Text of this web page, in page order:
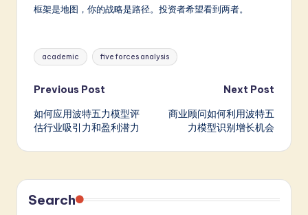
框架是地图，你的战略是路径。投资者希望看到两者。
Tags:
academic five forces analysis
Post
navigation
Previous Post
如何应用波特五力模型评
估行业吸引力和盈利潜力
Next Post
商业顾问如何利用波特五
力模型识别增长机会
Search